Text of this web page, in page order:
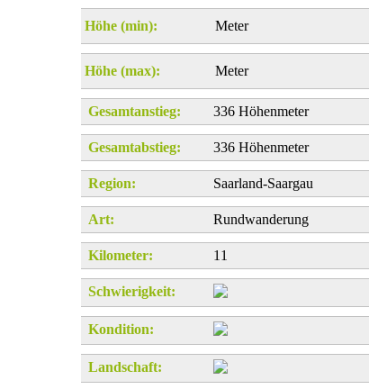
Höhe (min): Meter
Höhe (max): Meter
Gesamtanstieg: 336 Höhenmeter
Gesamtabstieg: 336 Höhenmeter
Region: Saarland-Saargau
Art: Rundwanderung
Kilometer: 11
Schwierigkeit:
Kondition:
Landschaft: